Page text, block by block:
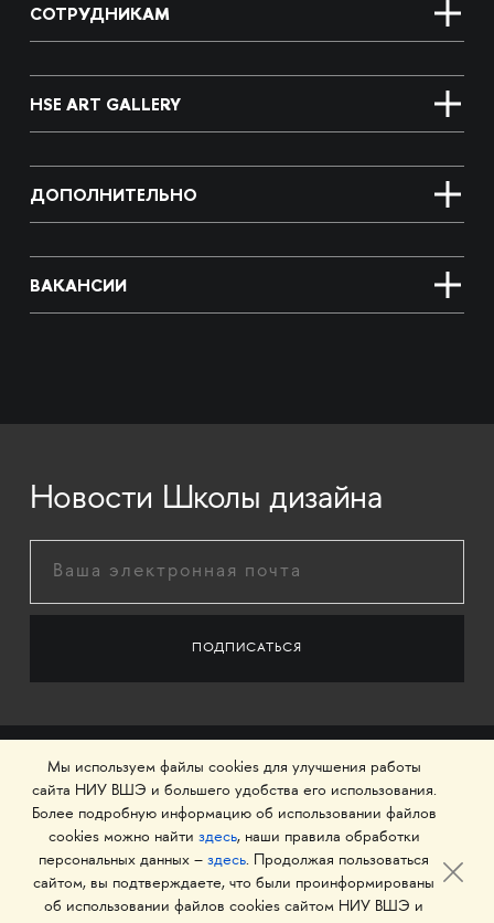
СОТРУДНИКАМ
HSE ART GALLERY
ДОПОЛНИТЕЛЬНО
ВАКАНСИИ
Новости Школы дизайна
Мы используем файлы cookies для улучшения работы
сайта НИУ ВШЭ и большего удобства его использования.
Более подробную информацию об использовании файлов
cookies можно найти здесь, наши правила обработки
персональных данных – здесь. Продолжая пользоваться
сайтом, вы подтверждаете, что были проинформированы
об использовании файлов cookies сайтом НИУ ВШЭ и